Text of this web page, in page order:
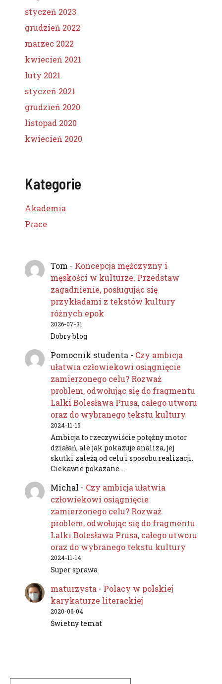
styczeń 2023
grudzień 2022
marzec 2022
kwiecień 2021
luty 2021
styczeń 2021
grudzień 2020
listopad 2020
kwiecień 2020
Kategorie
Akademia
Prace
Tom - Koncepcja mężczyzny i
męskości w kulturze. Przedstaw
zagadnienie, posługując się
przykładami z tekstów kultury
różnych epok
2026-07-31
Dobry blog
Pomocnik studenta - Czy ambicja
ułatwia człowiekowi osiągnięcie
zamierzonego celu? Rozważ
problem, odwołując się do fragmentu
Lalki Bolesława Prusa, całego utworu
oraz do wybranego tekstu kultury
2024-11-15
Ambicja to rzeczywiście potężny motor
działań, ale jak pokazuje analiza, jej
skutki zależą od celu i sposobu realizacji.
Ciekawie pokazane…
Michal - Czy ambicja ułatwia
człowiekowi osiągnięcie
zamierzonego celu? Rozważ
problem, odwołując się do fragmentu
Lalki Bolesława Prusa, całego utworu
oraz do wybranego tekstu kultury
2024-11-14
Super sprawa
maturzysta - Polacy w polskiej
karykaturze literackiej
2020-06-04
Świetny temat